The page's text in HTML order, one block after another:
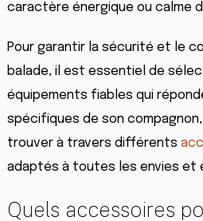
caractère énergique ou calme
Pour garantir la sécurité et le
balade, il est essentiel de
équipements fiables qui
spécifiques de son
trouver à travers différents
adaptés à toutes les envies et
Quels accessoires